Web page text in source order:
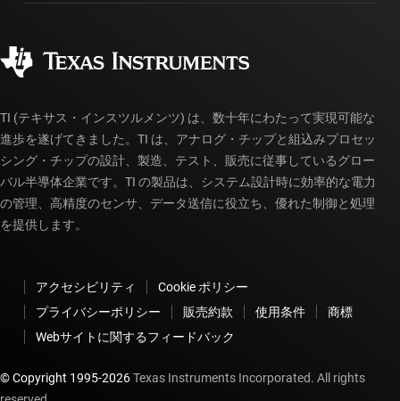
製造
myTI アカウントの FAQ
ご注文に関する FAQ
TI (テキサス・インスツルメンツ) は、数十年にわたって実現可能な
進歩を遂げてきました。TI は、アナログ・チップと組込みプロセッ
シング・チップの設計、製造、テスト、販売に従事しているグロー
バル半導体企業です。TI の製品は、システム設計時に効率的な電力
の管理、高精度のセンサ、データ送信に役立ち、優れた制御と処理
を提供します。
アクセシビリティ
Cookie ポリシー
プライバシーポリシー
販売約款 使用条件
商標
Webサイトに関するフィードバック
© Copyright 1995-2026Texas Instruments Incorporated. All rights